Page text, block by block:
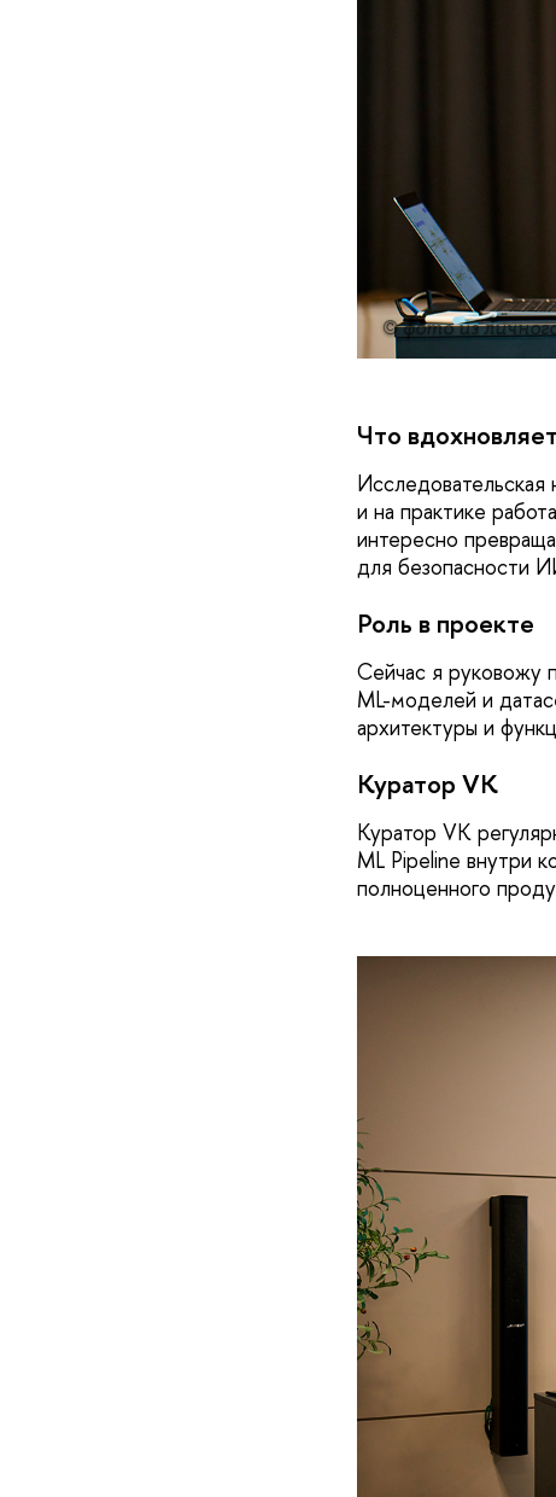
© фото из
Что
и на практике
интересно
для безопасности
Роль в проекте
Сейчас я руковожу
ML-моделей и
архитектуры и
Куратор VK
Куратор VK
ML Pipeline внутри
полноценного